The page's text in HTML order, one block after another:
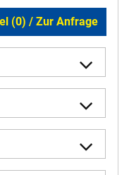
(0) / Zur Anfrage